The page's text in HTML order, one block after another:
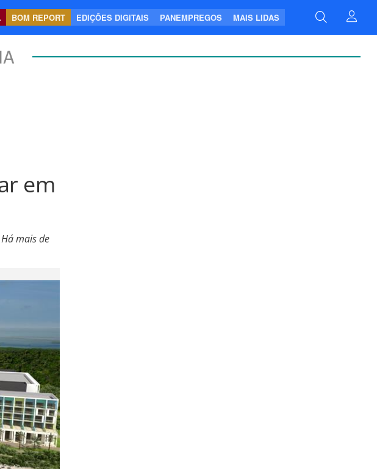
BOM REPORT EDIÇÕES DIGITAIS PANEMPREGOS MAIS LIDAS
em
mais de